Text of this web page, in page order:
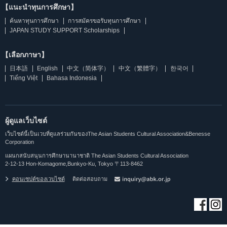
【แนะนำทุนการศึกษา】
ค้นหาทุนการศึกษา
การสมัครขอรับทุนการศึกษา
JAPAN STUDY SUPPORT Scholarships
【เลือกภาษา】
日本語 English 中文（简体字） 中文（繁體字）
한국어
Tiếng Việt
Bahasa Indonesia
ผู้ดูแลเว็บไซต์
เว็บไซต์นี้เป็นเวบที่ดูแลร่วมกันของThe Asian Students Cultural Association&Benesse
Corporation
แผนกสนับสนุนการศึกษานานาชาติ The Asian Students Cultural Association
2-12-13 Hon-Komagome,Bunkyo-Ku, Tokyo 〒113-8462
คอนเซปต์ของเวบไซต์ ติดต่อสอบถาม